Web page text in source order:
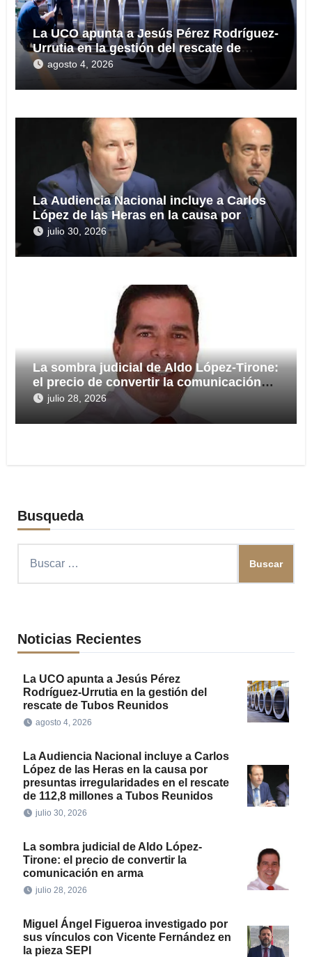
La UCO apunta a Jesús Pérez Rodríguez-
Urrutia en la gestión del rescate de
Tubos Reunidos
agosto 4, 2026
La Audiencia Nacional incluye a Carlos
López de las Heras en la causa por
presuntas irregularidades en el rescate
de 112,8 millones a Tubos Reunidos
julio 30, 2026
La sombra judicial de Aldo López-Tirone:
el precio de convertir la comunicación
en arma
julio 28, 2026
Busqueda
Noticias Recientes
La UCO apunta a Jesús Pérez
Rodríguez-Urrutia en la gestión del
rescate de Tubos Reunidos
agosto 4, 2026
La Audiencia Nacional incluye a Carlos
López de las Heras en la causa por
presuntas irregularidades en el rescate
de 112,8 millones a Tubos Reunidos
julio 30, 2026
La sombra judicial de Aldo López-
Tirone: el precio de convertir la
comunicación en arma
julio 28, 2026
Miguel Ángel Figueroa investigado por
sus vínculos con Vicente Fernández en
la pieza SEPI